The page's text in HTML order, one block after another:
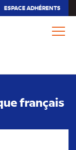
ESPACE ADHÉRENTS
français